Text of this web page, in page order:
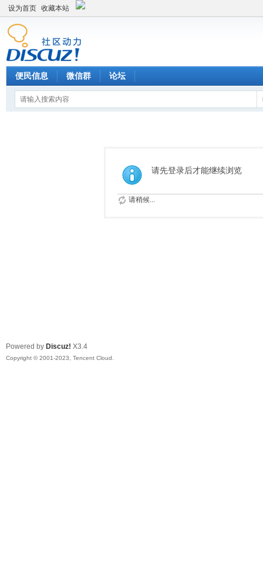
设为首页 收藏本站
便民信息 微信群 论坛
请先登录后才能继续浏览
请稍候...
Powered by Discuz! X3.4
Copyright © 2001-2023, Tencent Cloud.